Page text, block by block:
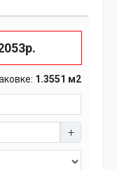
1.3551 м2